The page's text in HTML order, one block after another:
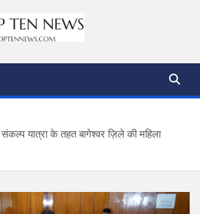
यात्रा के तहत बागेश्वर ज़िले की महिला